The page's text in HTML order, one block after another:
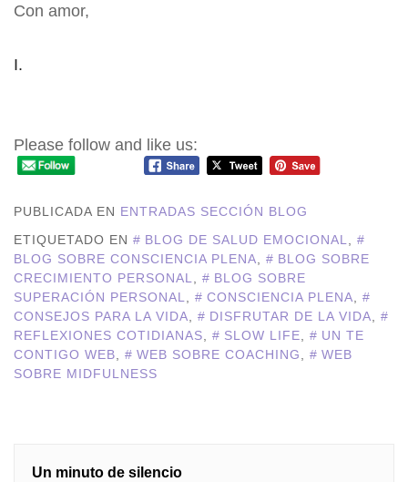
Con amor,
I.
Please follow and like us:
PUBLICADA EN ENTRADAS SECCIÓN BLOG
ETIQUETADO EN
BLOG DE SALUD EMOCIONAL
BLOG SOBRE CONSCIENCIA PLENA
BLOG SOBRE
CRECIMIENTO PERSONAL
BLOG SOBRE
SUPERACIÓN PERSONAL
CONSCIENCIA PLENA
CONSEJOS PARA LA VIDA
DISFRUTAR DE LA VIDA
REFLEXIONES COTIDIANAS
SLOW LIFE
UN TE
CONTIGO WEB
WEB SOBRE COACHING
WEB
SOBRE MIDFULNESS
Un minuto de silencio